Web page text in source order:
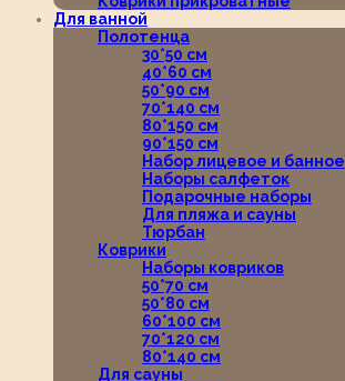
Для ванной
Полотенца
30*50 см
40*60 см
50*90 см
70*140 см
80*150 см
90*150 см
Набор лицевое и банное
Наборы салфеток
Подарочные наборы
Для пляжа и сауны
Тюрбан
Коврики
Наборы ковриков
50*70 см
50*80 см
60*100 см
70*120 см
80*140 см
Для сауны